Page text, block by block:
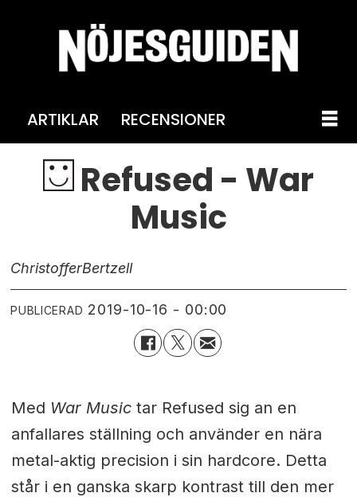
ARTIKLAR RECENSIONER
Refused - War
Music
ChristofferBertzell
PUBLICERAD 2019-10-16 - 00:00
Med War Musictar Refused sig an en
anfallares ställning och använder en nära
metal-aktig precision i sin hardcore. Detta
står i en ganska skarp kontrast till den mer